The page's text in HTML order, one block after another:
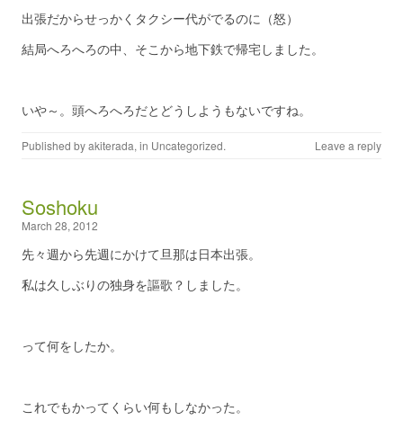
出張だからせっかくタクシー代がでるのに（怒）
結局へろへろの中、そこから地下鉄で帰宅しました。
いや～。頭へろへろだとどうしようもないですね。
Published byakiterada, in Uncategorized. Leave a reply
Soshoku
March 28, 2012
先々週から先週にかけて旦那は日本出張。
私は久しぶりの独身を謳歌？しました。
って何をしたか。
これでもかってくらい何もしなかった。